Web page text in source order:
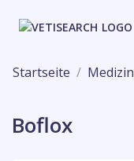
Startseite Medizin
Boflox